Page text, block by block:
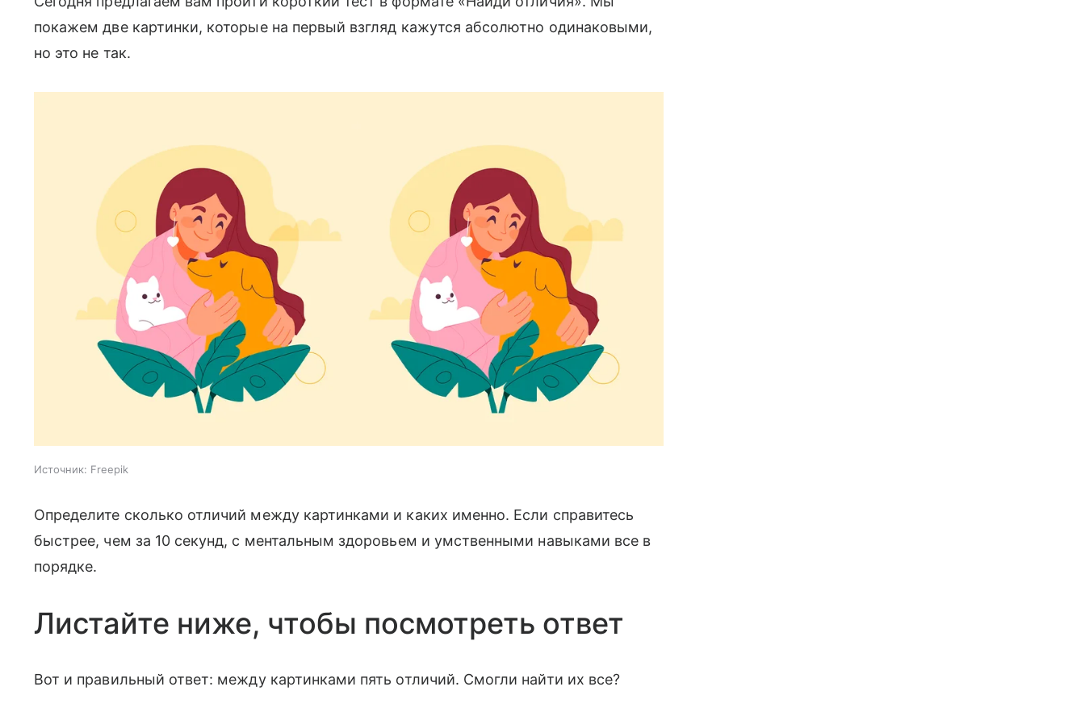
покажем две картинки, которые на первый взгляд кажутся абсолютно одинаковыми,
но это не так.
Источник: Freepik
Определите сколько отличий между картинками и каких именно. Если справитесь
быстрее, чем за 10 секунд, с ментальным здоровьем и умственными навыками все в
порядке.
Листайте ниже, чтобы посмотреть ответ
Вот и правильный ответ: между картинками пять отличий. Смогли найти их все?